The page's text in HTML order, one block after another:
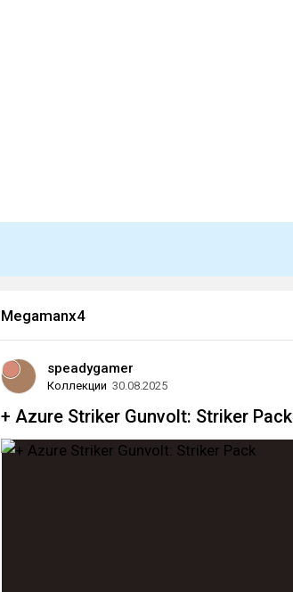
Megamanx4
speadygamer
Коллекции 30.08.2025
+ Azure Striker Gunvolt: Striker Pack